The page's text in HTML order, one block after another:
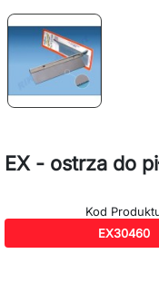
EX - ostrza do
Kod
EX30460